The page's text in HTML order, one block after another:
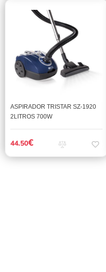
ASPIRADOR TRISTAR SZ-1920
2LITROS 700W
44.50€